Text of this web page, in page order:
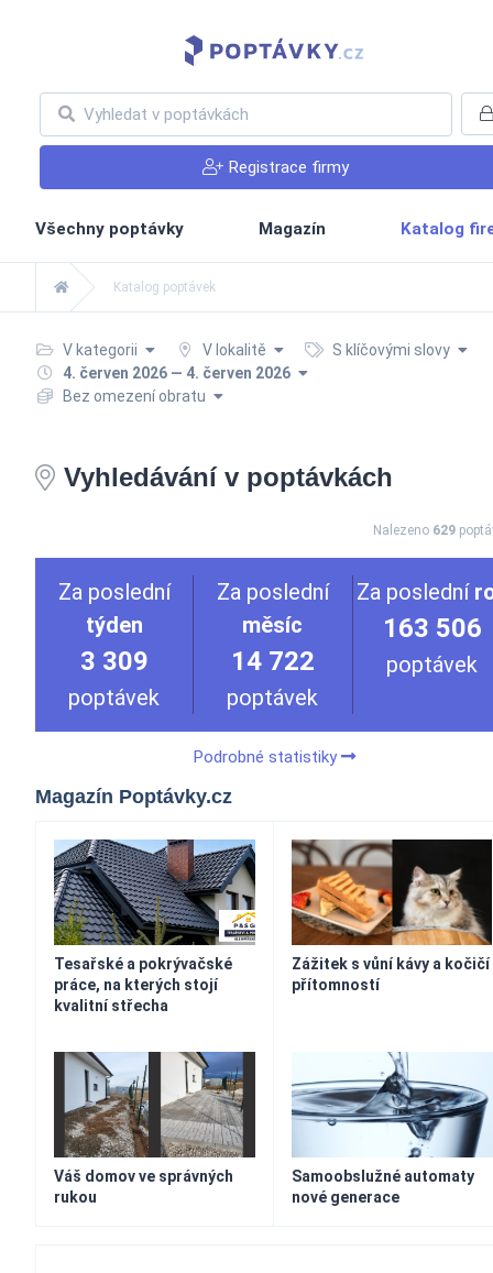
Registrace firmy
Všechny poptávky Magazín Katalog
Katalog poptávek
V kategorii V lokalitě
S klíčovými slovy
4. červen 2026 — 4. červen 2026
Bez omezení obratu
Vyhledávání v poptávkách
Nalezeno 629
Za poslední
týden
3 309
poptávek
Za poslední
měsíc
14 722
poptávek
Za poslední
163 506
poptávek
Podrobné statistiky
Magazín Poptávky.cz
Tesařské a pokrývačské
práce, na kterých stojí
kvalitní střecha
Zážitek s vůní kávy a kočičí
přítomností
Váš domov ve správných
rukou
Samoobslužné automaty
nové generace